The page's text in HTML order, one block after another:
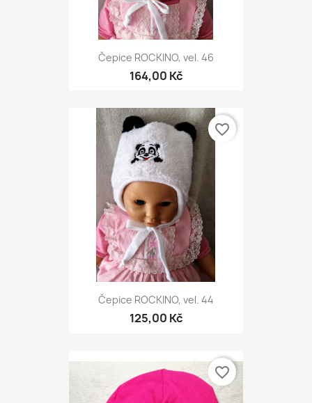
Čepice ROCKINO, vel. 46
164,00 Kč
Čepice ROCKINO, vel. 44
125,00 Kč
favorite_border
favorite_border